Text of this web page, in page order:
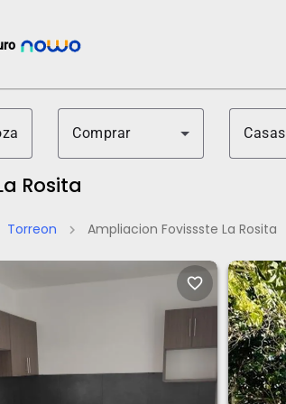
Comprar Casas
Rosita
Torreon chevron_right Ampliacion Fovissste La Rosita
favorite_border